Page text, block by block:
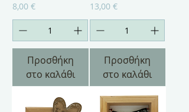
Τιμή
8,00 €
Προσθήκη
στο καλάθι
Τιμή
13,00 €
Προσθήκη
στο καλάθι